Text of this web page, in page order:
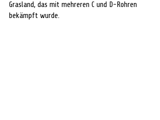
Grasland, das mit mehreren C und D-Rohren
bekämpft wurde.